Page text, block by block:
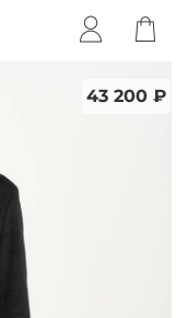
43 200 ₽